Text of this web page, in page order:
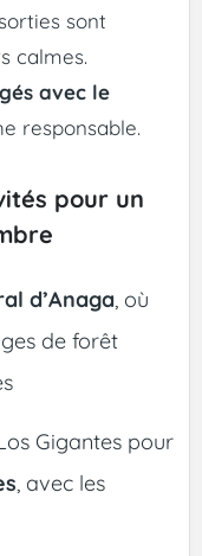
sont
calmes.
avec le
responsable.
pour un
d’Anaga, où
de forêt
Gigantes pour
, avec les